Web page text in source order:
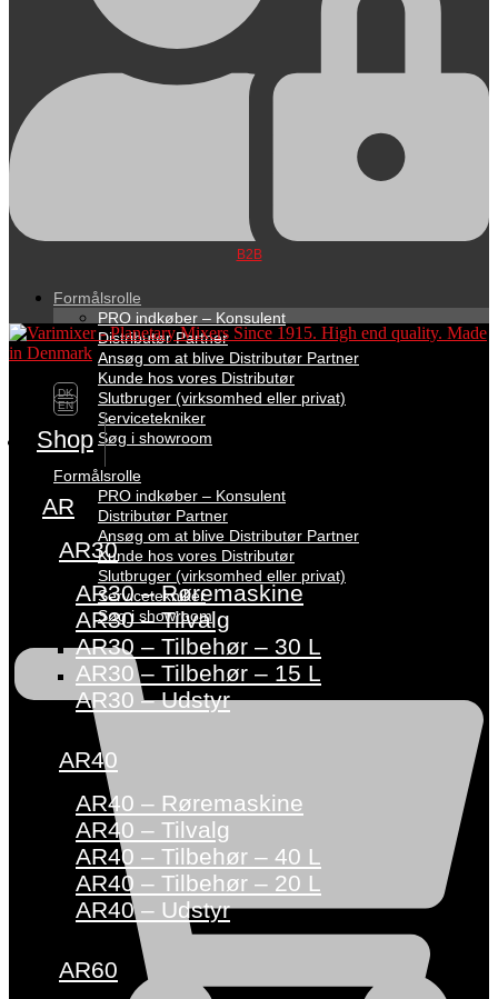
B2B
Formålsrolle
PRO indkøber – Konsulent
Distributør Partner
Ansøg om at blive Distributør Partner
Kunde hos vores Distributør
Slutbruger (virksomhed eller privat)
Servicetekniker
Søg i showroom
Formålsrolle
PRO indkøber – Konsulent
Distributør Partner
Ansøg om at blive Distributør Partner
Kunde hos vores Distributør
Slutbruger (virksomhed eller privat)
Servicetekniker
Søg i showroom
DK
EN
Shop
AR
AR30
AR30 – Røremaskine
AR30 – Tilvalg
AR30 – Tilbehør – 30 L
AR30 – Tilbehør – 15 L
AR30 – Udstyr
AR40
AR40 – Røremaskine
AR40 – Tilvalg
AR40 – Tilbehør – 40 L
AR40 – Tilbehør – 20 L
AR40 – Udstyr
AR60